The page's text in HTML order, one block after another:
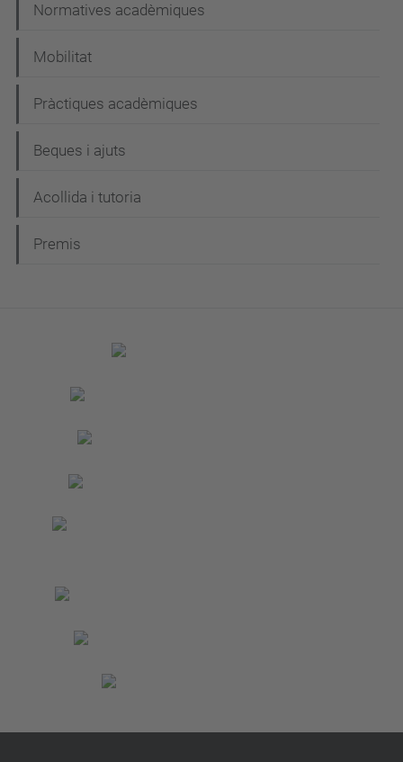
Normatives acadèmiques
Mobilitat
Pràctiques acadèmiques
Beques i ajuts
Acollida i tutoria
Premis